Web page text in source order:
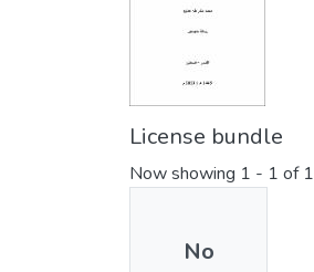
License bundle
Now showing 1 - 1 of 1
No